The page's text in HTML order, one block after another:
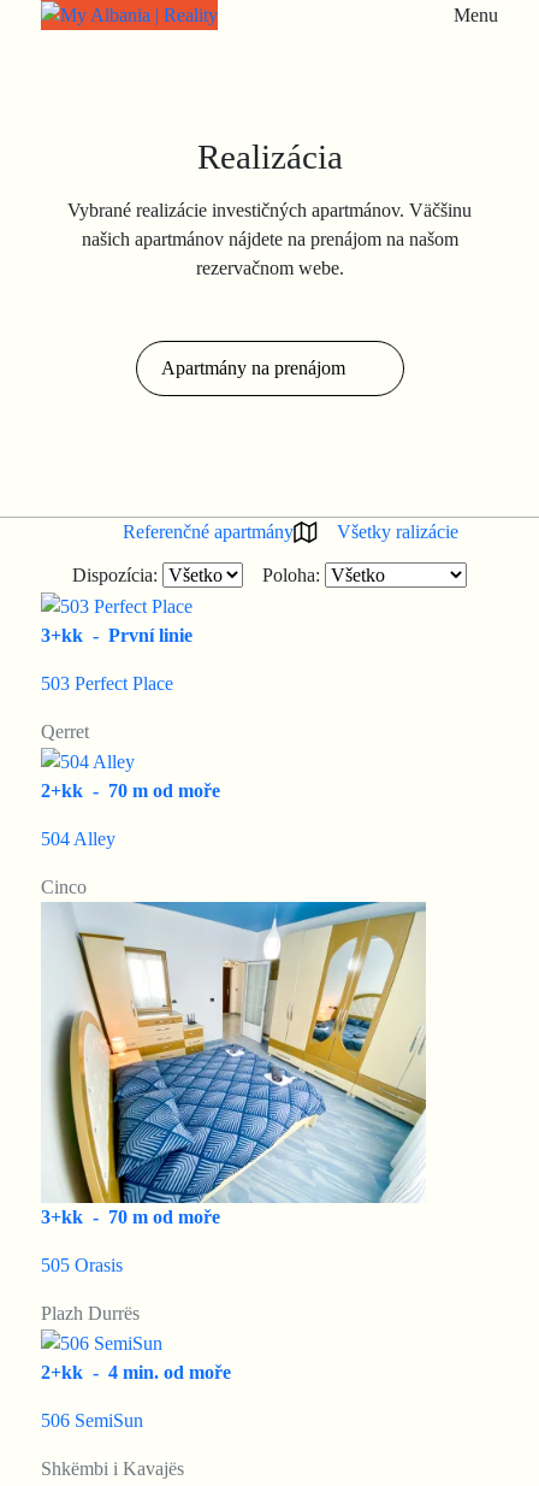
Menu
Realizácia
Vybrané realizácie investičných apartmánov. Väčšinu
našich apartmánov nájdete na prenájom na našom
rezervačnom webe.
Apartmány na prenájom
Dispozícia: Poloha:
Referenčné apartmány Všetky ralizácie
3+kk - První linie
503 Perfect Place
Qerret
2+kk - 70 m od moře
504 Alley
Cinco
3+kk - 70 m od moře
505 Orasis
Plazh Durrës
2+kk - 4 min. od moře
506 SemiSun
Shkëmbi i Kavajës